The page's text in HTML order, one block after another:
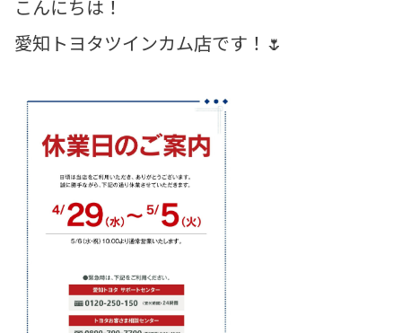
こんにちは！
愛知トヨタツインカム店です！🌷